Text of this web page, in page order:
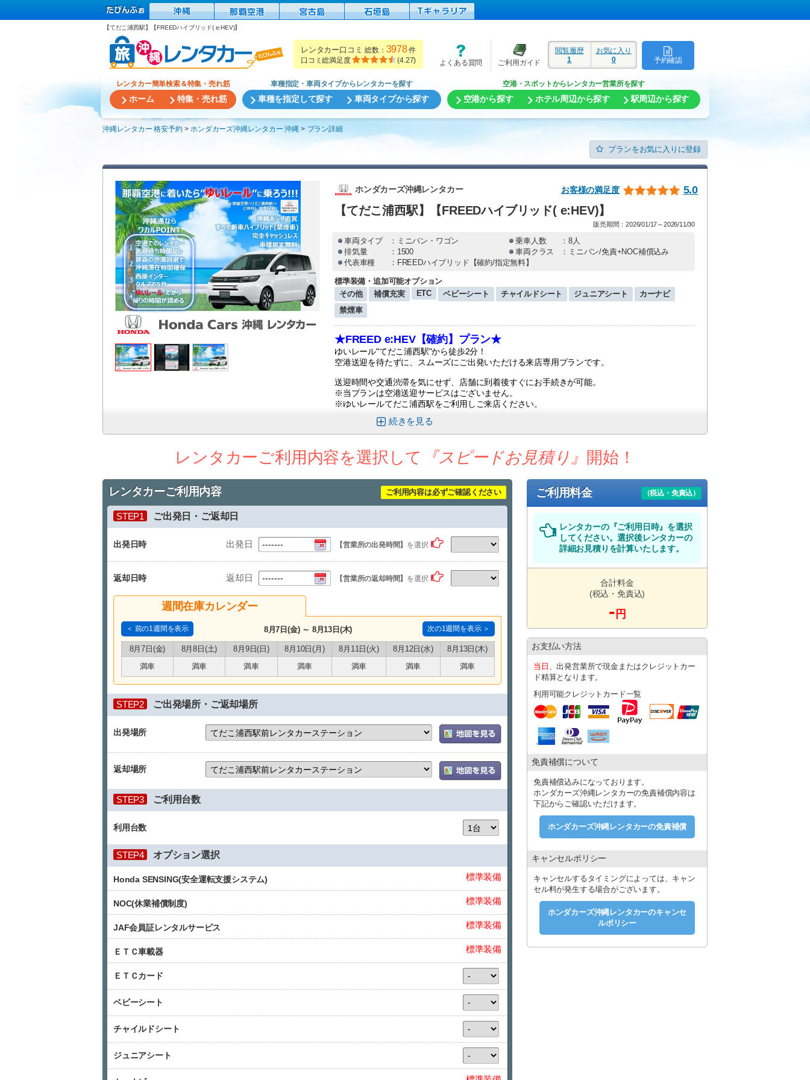
【てだこ浦西駅】【FREEDハイブリッド( e:HEV)】
レンタカー口コミ 総数： 3978件
口コミ総満足度
(4.27) 予約確認
閲覧履歴
1
お気に入り
0
よくある質問 ご利用ガイド
レンタカー簡単検索＆特集・売れ筋
ホーム 特集・売れ筋
車種指定・車両タイプからレンタカーを探す
車種を指定して探す 車両タイプから探す
空港・スポットからレンタカー営業所を探す
空港から探す ホテル周辺から探す 駅周辺から探す
沖縄レンタカー 格安予約 ホンダカーズ沖縄レンタカー 沖縄 プラン詳細
プランをお気に入りに登録
お客様の満足度 5.0
ホンダカーズ沖縄レンタカー
【てだこ浦西駅】【FREEDハイブリッド( e:HEV)】
販売期間：2026/01/17～2026/11/30
車両タイプ ：ミニバン・ワゴン 乗車人数
：8人
排気量
：1500 車両クラス
：ミニバン/免責+NOC補償込み
代表車種
：FREEDハイブリッド【確約/指定無料】
標準装備・追加可能オプション
その他
補償充実 ETC ベビーシート チャイルドシート ジュニアシート
カーナビ
禁煙車
★FREED e:HEV【確約】プラン★
ゆいレール"てだこ浦西駅"から徒歩2分！
空港送迎を待たずに、スムーズにご出発いただける来店専用プランです。
送迎時間や交通渋滞を気にせず、店舗に到着後すぐにお手続きが可能。
※当プランは空港送迎サービスはございません。
※ゆいレールてだこ浦西駅をご利用しご来店ください。
大胆でタフ。女性でも比較的運転しやすいお車です！
子育て世代に人気の車種なので、ファミリーでの旅行にもオススメ！
安心で快適なドライブにぴったりです！
■禁煙車
スーツケース：トランクに小型（航空機機内持ち込み可能サイズ）の物で１～２個（推奨）
カーナビ・ＥＴＣ車載器（標準装備）
下記の「貸渡約款および個人情報保護方針に同意する」に
チェックを入れてご予約にお進みください。
続きを
レンタカーご利用内容を選択して 『スピードお見積り』 開始！
レンタカーご利用内容 ご利用内容は必ずご確認ください
STEP1 ご出発日・ご返却日
出発日時 出発日 【営業所の出発時間】 を選択
返却日時 返却日 【営業所の返却時間】 を選択
週間在庫カレンダー
＜ 前の1週間を表示 次の1週間を表示 ＞
8月7日(金) ～ 8月13日(木)
8月7日(金) 8月8日(土) 8月9日(日) 8月10日(月) 8月11日(火) 8月12日(水)
8月13日(木)
満車
満車 満車 満車 満車 満車 満車
STEP2 ご出発場所・ご返却場所
出発場所
返却場所
STEP3 ご利用台数
利用台数
STEP4 オプション選択
Honda SENSING(安全運転支援システム) 標準装備
NOC(休業補償制度) 標準装備
JAF会員証レンタルサービス 標準装備
ＥＴＣ車載器 標準装備
ＥＴＣカード
ベビーシート
チャイルドシート
ジュニアシート
ご利用料金 （税込・免責込）
レンタカーの『ご利用日時』を選択
してください。選択後レンタカーの
詳細お見積りを計算いたします。
合計料金
(税込・免責込)
- 円
お支払い方法
当日 、出発営業所で現金またはクレジットカー
ド精算となります。
利用可能クレジットカード一覧
免責補償について
免責補償込みになっております。
ホンダカーズ沖縄レンタカーの免責補償内容は
下記からご確認いただけます。
ホンダカーズ沖縄レンタカーの免責補償
キャンセルポリシー
キャンセルするタイミングによっては、キャン
セル料が発生する場合がございます。
ホンダカーズ沖縄レンタカーのキャンセ
ルポリシー